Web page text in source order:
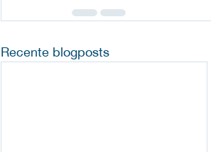
Recente blogposts